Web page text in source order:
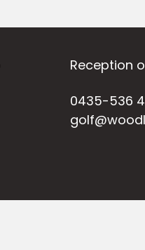
Reception
0435-536